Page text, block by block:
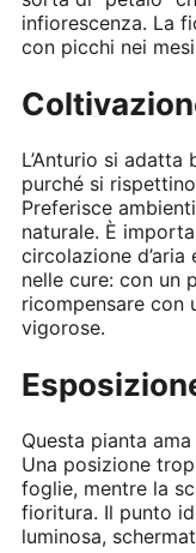
infiorescenza. La
con picchi nei
L’Anturio si
purché si
Preferisce
naturale. È
circolazione
nelle cure: con un
ricompensare con
vigorose.
Questa pianta ama
Una posizione
foglie, mentre la
fioritura. Il punto
luminosa,